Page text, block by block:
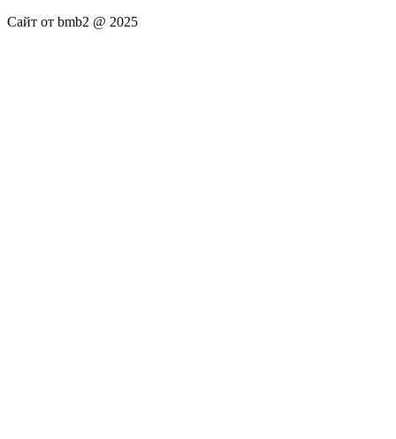
Сайт от bmb2 @ 2025